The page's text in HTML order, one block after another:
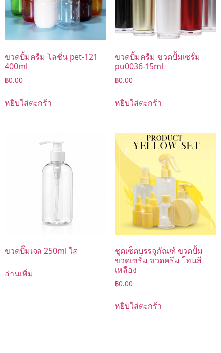
ขวดปั้มครีม โลชั่น pet-121
400ml
฿0.00
หยิบใส่ตะกร้า
ขวดปั้มครีม ขวดปั้มเซรั่ม
pu0036-15ml
฿0.00
หยิบใส่ตะกร้า
ขวดปั๊มเจล 250ml ใส
อ่านเพิ่ม
ชุดเซ็ตบรรจุภัณฑ์ ขวดปั้ม
ขวดเซรั่ม ขวดครีม โทนสี
เหลือง
฿0.00
หยิบใส่ตะกร้า